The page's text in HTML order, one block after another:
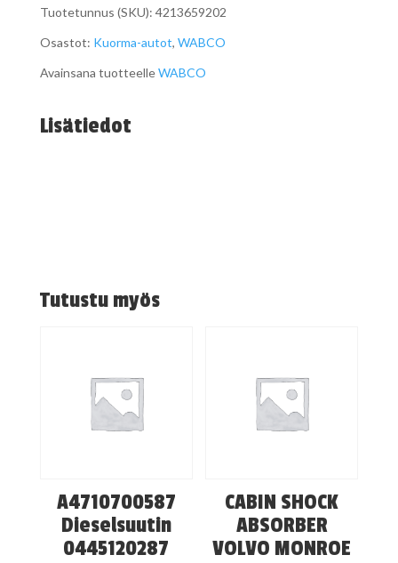
Tuotetunnus (SKU): 4213659202
Osastot: Kuorma-autot, WABCO
Avainsana tuotteelleWABCO
Lisätiedot
Tutustu myös
A4710700587
Dieselsuutin
0445120287
CABIN SHOCK
ABSORBER
VOLVO MONROE